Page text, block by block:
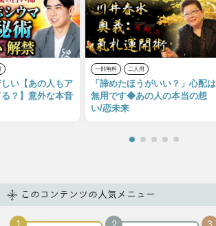
い【あの人もア
？】意外な本音
一部無料 二人用
「諦めたほうがいい？」心配は
無用です◆あの人の本当の想
い/恋未来
このコンテンツの人気メニュー